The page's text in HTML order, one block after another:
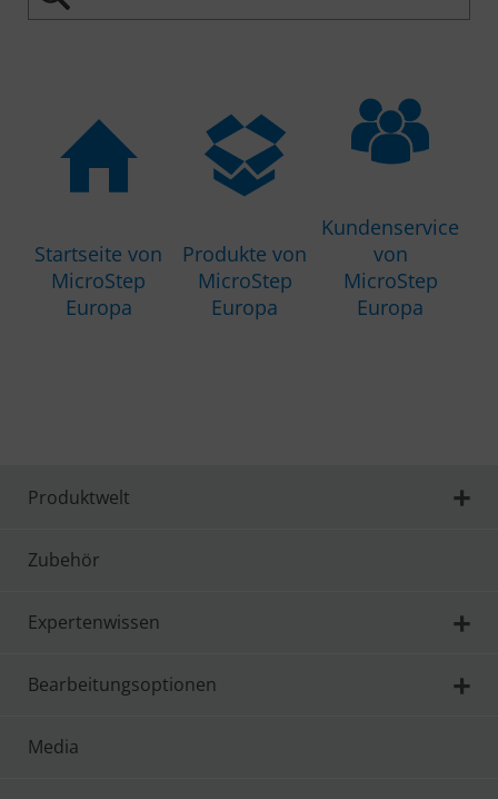
Startseite von
MicroStep
Europa
Produkte von
MicroStep
Europa
Kundenservice
von
MicroStep
Europa
Produktwelt
Zubehör
Expertenwissen
Bearbeitungsoptionen
Media